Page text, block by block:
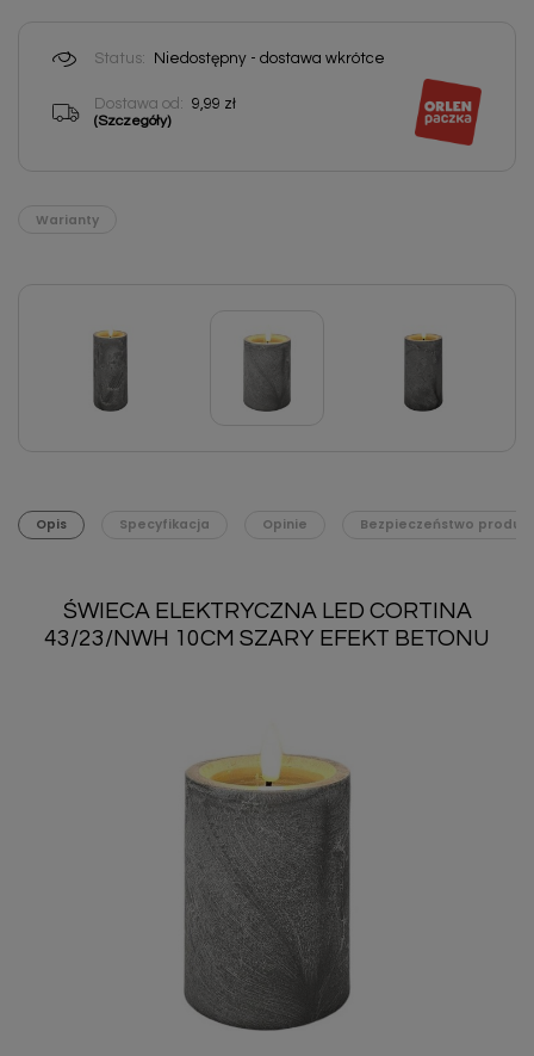
Status: Niedostępny - dostawa wkrótce
Dostawa od: 9,99 zł
(Szczegóły)
Warianty
Opis Specyfikacja Opinie Bezpieczeństwo
ŚWIECA ELEKTRYCZNA LED CORTINA
43/23/NWH 10CM SZARY EFEKT BETONU